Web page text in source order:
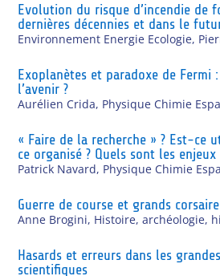
Evolution du risque d’incendie de
dernières décennies et dans le
Environnement Energie Ecologie,
Exoplanètes et paradoxe de Fermi
l’avenir ?
Aurélien Crida, Physique Chimie
« Faire de la recherche » ? Est-ce
ce organisé ? Quels sont les
Patrick Navard, Physique Chimie
Guerre de course et grands
Anne Brogini, Histoire, archéologie,
Hasards et erreurs dans les
scientifiques